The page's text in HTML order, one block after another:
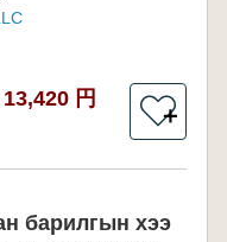
13,420 円
＋
барилгын хээ